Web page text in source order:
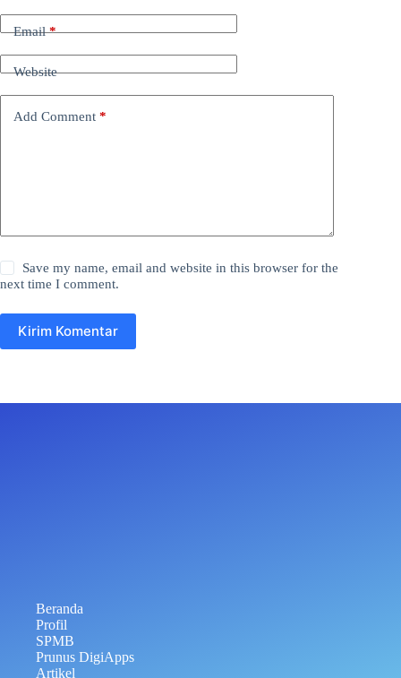
Email*
Website
Add Comment *
Save my name, email and website in this browser for the
next time I comment.
Kirim Komentar
Beranda
Profil
SPMB
Prunus DigiApps
Artikel